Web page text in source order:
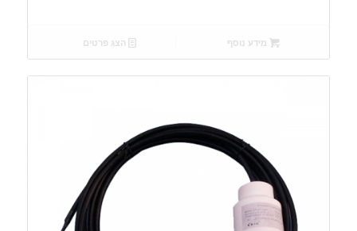
מידע נוסף הצג פרטים